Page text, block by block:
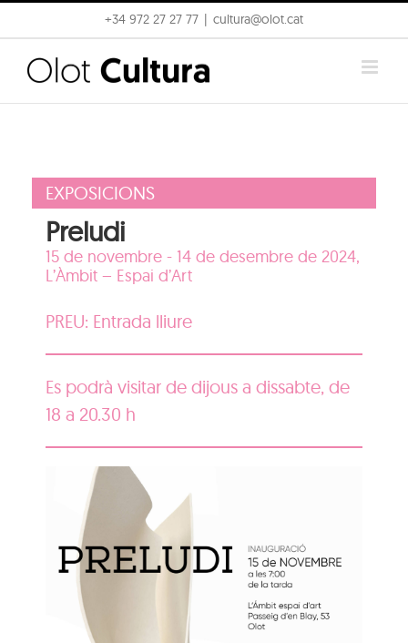
to
content
+34 972 27 27 77 cultura@olot.cat
EXPOSICIONS
Preludi
15 de novembre - 14 de desembre de 2024,
L’Àmbit – Espai d’Art
PREU: Entrada lliure
Es podrà visitar de dijous a dissabte, de
18 a 20.30 h